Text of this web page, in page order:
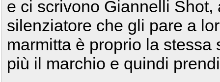
e ci scrivono Giannelli Shot,
silenziatore che gli pare a
marmitta è proprio la stessa
più il marchio e quindi